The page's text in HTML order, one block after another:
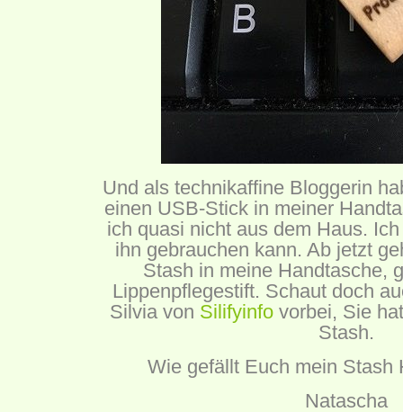
Und als technikaffine Bloggerin
einen USB-Stick in meiner
ich quasi nicht aus dem Haus.
ihn gebrauchen kann. Ab jetzt
Stash in meine Handtasche,
Lippenpflegestift. Schaut doch
Silvia von Silifyinfovorbei, Sie
Stash.
Wie gefällt Euch mein Stash
Natascha